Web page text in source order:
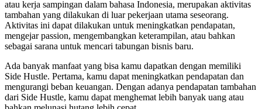
atau kerja sampingan dalam bahasa Indonesia, merupakan aktivitas
tambahan yang dilakukan di luar pekerjaan utama seseorang.
Aktivitas ini dapat dilakukan untuk meningkatkan pendapatan,
mengejar passion, mengembangkan keterampilan, atau bahkan
sebagai sarana untuk mencari tabungan bisnis baru.
Ada banyak manfaat yang bisa kamu dapatkan dengan memiliki
Side Hustle. Pertama, kamu dapat meningkatkan pendapatan dan
mengurangi beban keuangan. Dengan adanya pendapatan tambahan
dari Side Hustle, kamu dapat menghemat lebih banyak uang atau